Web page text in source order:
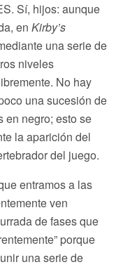
Sí, hijos: aunque
en Kirby’s
una serie de
niveles
No hay
una sucesión de
en negro; esto se
la aparición del
del juego.
entramos a las
ven
de fases que
porque
una serie de